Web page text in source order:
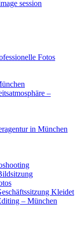
session
Fotos
–
in München
Kleidet
– München